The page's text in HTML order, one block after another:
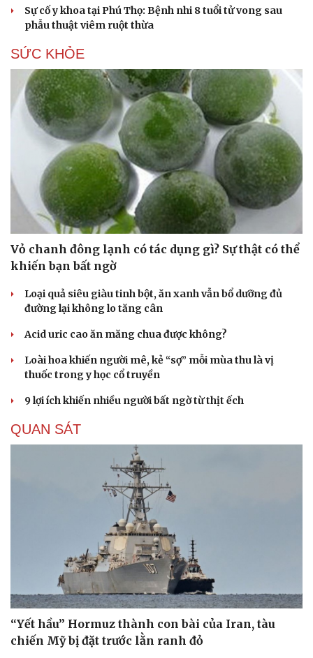
Sự cố y khoa tại Phú Thọ: Bệnh nhi 8 tuổi tử vong sau
phẫu thuật viêm ruột thừa
SỨC KHỎE
Vỏ chanh đông lạnh có tác dụng gì? Sự thật có thể
khiến bạn bất ngờ
Loại quả siêu giàu tinh bột, ăn xanh vẫn bổ dưỡng đủ
đường lại không lo tăng cân
Acid uric cao ăn măng chua được không?
Loài hoa khiến người mê, kẻ “sợ” mỗi mùa thu là vị
thuốc trong y học cổ truyền
9 lợi ích khiến nhiều người bất ngờ từ thịt ếch
QUAN SÁT
“Yết hầu” Hormuz thành con bài của Iran, tàu
chiến Mỹ bị đặt trước lằn ranh đỏ